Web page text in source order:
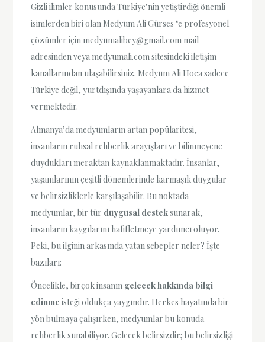
Gizli ilimler konusunda Türkiye’nin yetiştirdiği önemli
isimlerden biri olan Medyum Ali Gürses ‘e profesyonel
çözümler içinmedyumalibey@gmail.com mail
adresinden veya medyumali.com sitesindeki iletişim
kanallarından ulaşabilirsiniz. Medyum Ali Hoca sadece
Türkiye değil, yurtdışında yaşayanlara da hizmet
vermektedir.
Almanya’da medyumların artan popülaritesi,
insanların ruhsal rehberlik arayışları ve bilinmeyene
duydukları meraktan kaynaklanmaktadır. İnsanlar,
yaşamlarının çeşitli dönemlerinde karmaşık duygular
ve belirsizliklerle karşılaşabilir. Bu noktada
medyumlar, bir tür duygusal desteksunarak,
insanların kaygılarını hafifletmeye yardımcı oluyor.
Peki, bu ilginin arkasında yatan sebepler neler? İşte
bazıları:
Öncelikle, birçok insanın gelecek hakkında bilgi
edinme isteği oldukça yaygındır. Herkes hayatında bir
yön bulmaya çalışırken, medyumlar bu konuda
rehberlik sunabiliyor. Gelecek belirsizdir; bu belirsizliği